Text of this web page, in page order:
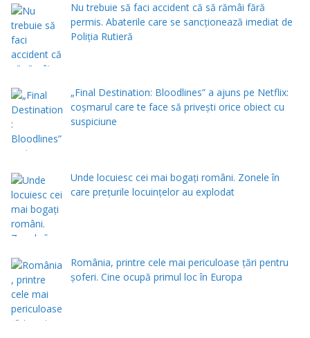
Nu trebuie să faci accident că să rămâi fără
permis. Abaterile care se sancționează imediat de
Poliţia Rutieră
„Final Destination: Bloodlines” a ajuns pe Netflix:
coșmarul care te face să privești orice obiect cu
suspiciune
Unde locuiesc cei mai bogați români. Zonele în
care prețurile locuințelor au explodat
România, printre cele mai periculoase țări pentru
șoferi. Cine ocupă primul loc în Europa